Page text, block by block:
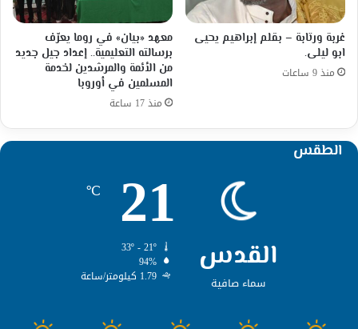
غربة ورتابة – بقلم إبراهيم يحيى
ابو ليلى.
منذ 9 ساعات
معهد «بيان» في روما يعرّف
برسالته التعليمية.. إعداد جيل جديد
من الأئمة والمرشدين لخدمة
المسلمين في أوروبا
منذ 17 ساعة
الطقس
القدس
سماء صافية
21
℃
94%
1.79 كيلومتر/ساعة